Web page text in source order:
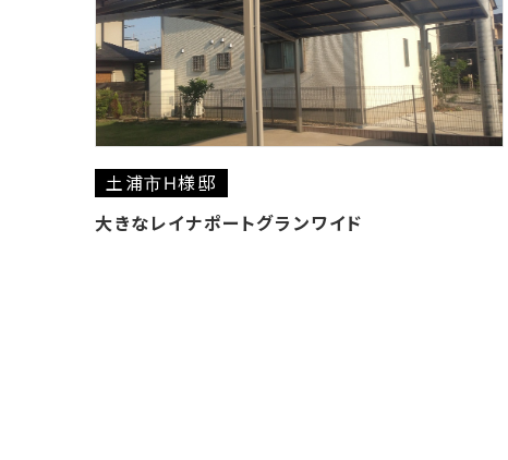
土浦市H様邸
大きなレイナポートグランワイド